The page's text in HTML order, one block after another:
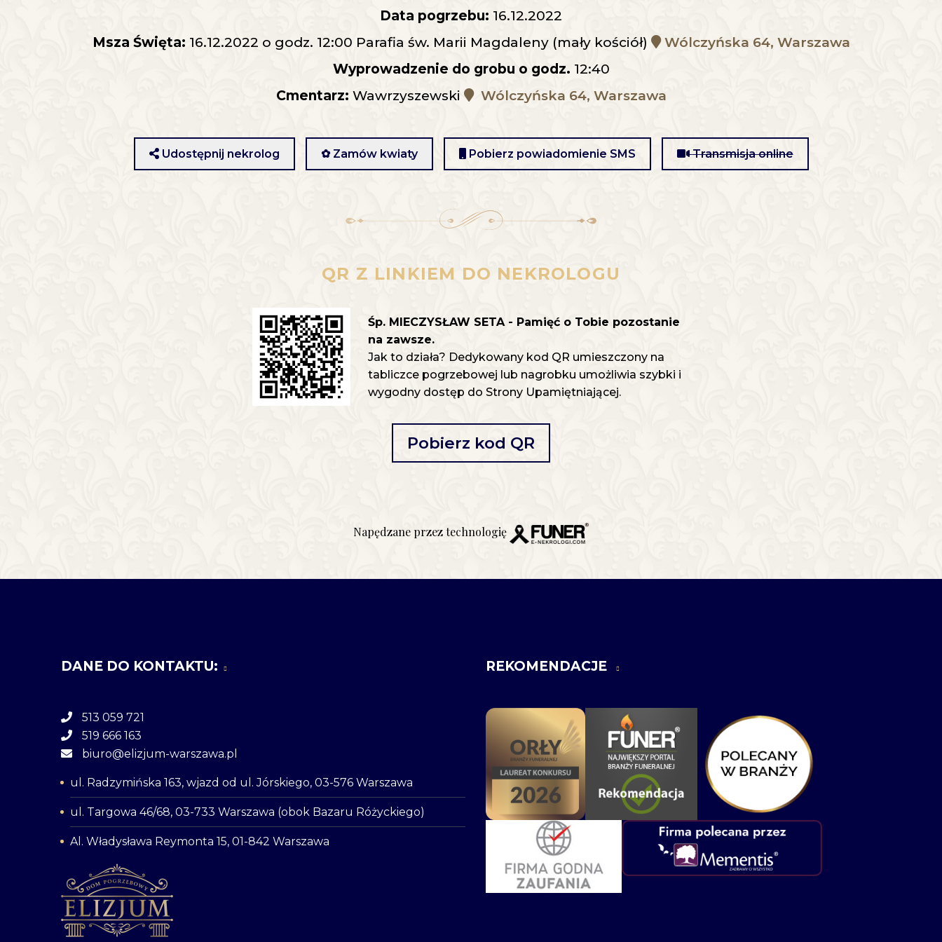
Data pogrzebu: 16.12.2022
Msza Święta: 16.12.2022 o godz. 12:00 Parafia św. Marii Magdaleny (mały kościół)
Wólczyńska 64, Warszawa
Wyprowadzenie do grobu o godz. 12:40
Cmentarz: Wawrzyszewski Wólczyńska 64, Warszawa
Udostępnij nekrolog ✿ Zamów kwiaty Pobierz powiadomienie SMS Transmisja online
QR Z LINKIEM DO NEKROLOGU
Śp. MIECZYSŁAW SETA - Pamięć o Tobie pozostanie
na zawsze.
Jak to działa? Dedykowany kod QR umieszczony na
tabliczce pogrzebowej lub nagrobku umożliwia szybki i
wygodny dostęp do Strony Upamiętniającej.
Pobierz kod QR
Napędzane przez technologię
DANE DO KONTAKTU:
513 059 721
519 666 163
biuro@elizjum-warszawa.pl
ul. Radzymińska 163, wjazd od ul. Jórskiego, 03-576 Warszawa
ul. Targowa 46/68, 03-733 Warszawa (obok Bazaru Różyckiego)
Al. Władysława Reymonta 15, 01-842 Warszawa
REKOMENDACJE